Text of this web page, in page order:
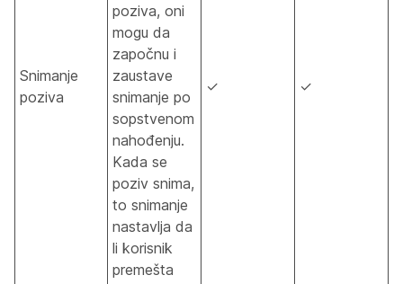
Snimanje
poziva
poziva, oni
mogu da
započnu i
zaustave
snimanje po
sopstvenom
nahođenju.
Kada se
poziv snima,
to snimanje
nastavlja da
li korisnik
premešta
✓ ✓